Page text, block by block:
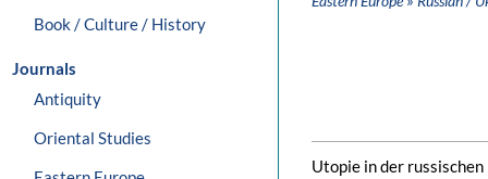
Book / Culture / History
Journals
Antiquity
Oriental Studies
Utopie in der